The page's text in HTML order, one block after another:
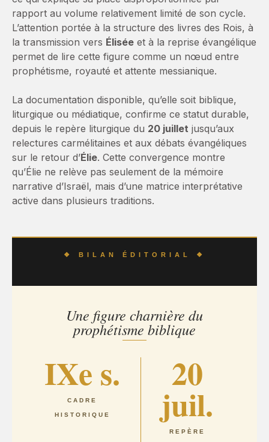
rapport au volume relativement limité de son cycle.
L’attention portée à la structure des livres des Rois, à
la transmission vers Élisée et à la reprise évangélique
permet de lire cette figure comme un nœud entre
prophétisme, royauté et attente messianique.
La documentation disponible, qu’elle soit biblique,
liturgique ou médiatique, confirme ce statut durable,
depuis le repère liturgique du 20 juillet jusqu’aux
relectures carmélitaines et aux débats évangéliques
sur le retour d’Élie. Cette convergence montre
qu’Élie ne relève pas seulement de la mémoire
narrative d’Israël, mais d’une matrice interprétative
active dans plusieurs traditions.
❖ BILAN ÉDITORIAL ❖
Une figure charnière du
prophétisme biblique
IXe s.
CADRE
HISTORIQUE
20
juil.
REPÈRE